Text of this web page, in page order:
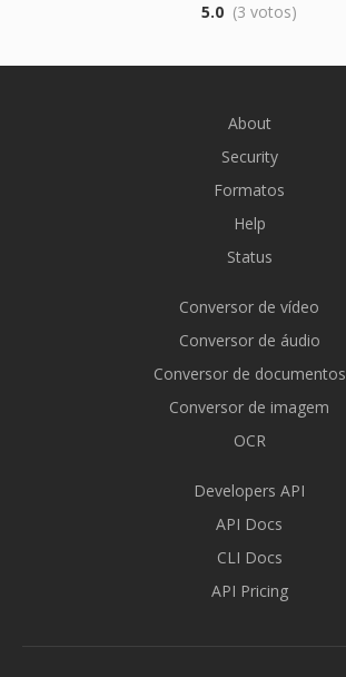
5.0 (3 votos)
About
Security
Formatos
Help
Status
Conversor de vídeo
Conversor de áudio
Conversor de documentos
Conversor de imagem
OCR
Developers API
API Docs
CLI Docs
API Pricing